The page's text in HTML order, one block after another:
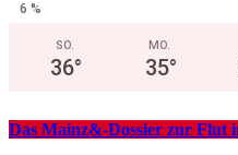
6 %
SO.
36°
MO.
35°
Das Mainz&-Dossier zur Flut